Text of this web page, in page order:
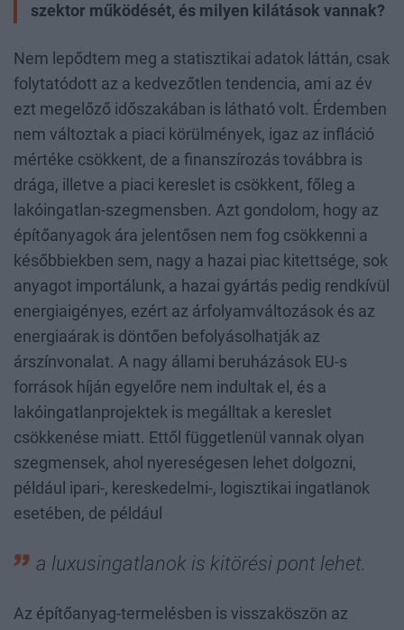
szektor működését, és milyen kilátások vannak?
Nem lepődtem meg a statisztikai adatok láttán, csak
folytatódott az a kedvezőtlen tendencia, ami az év
ezt megelőző időszakában is látható volt. Érdemben
nem változtak a piaci körülmények, igaz az infláció
mértéke csökkent, de a finanszírozás továbbra is
drága, illetve a piaci kereslet is csökkent, főleg a
lakóingatlan-szegmensben. Azt gondolom, hogy az
építőanyagok ára jelentősen nem fog csökkenni a
későbbiekben sem, nagy a hazai piac kitettsége, sok
anyagot importálunk, a hazai gyártás pedig rendkívül
energiaigényes, ezért az árfolyamváltozások és az
energiaárak is döntően befolyásolhatják az
árszínvonalat. A nagy állami beruházások EU-s
források híján egyelőre nem indultak el, és a
lakóingatlanprojektek is megálltak a kereslet
csökkenése miatt. Ettől függetlenül vannak olyan
szegmensek, ahol nyereségesen lehet dolgozni,
például ipari-, kereskedelmi-, logisztikai ingatlanok
esetében, de például
a luxusingatlanok is kitörési pont lehet.
Az építőanyag-termelésben is visszaköszön az